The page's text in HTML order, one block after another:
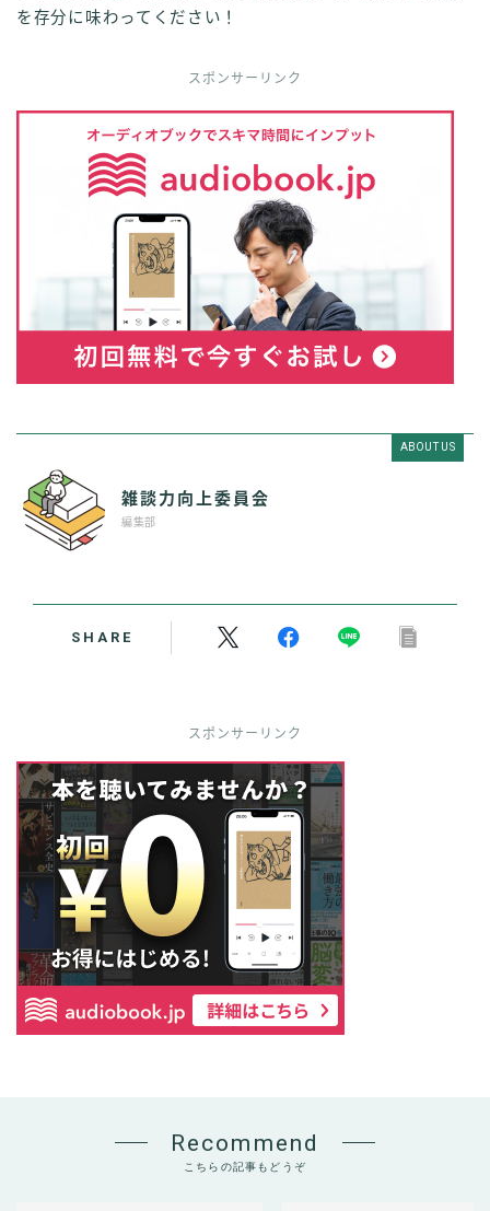
を存分に味わってください！
スポンサーリンク
ABOUT US
雑談力向上委員会
編集部
SHARE
スポンサーリンク
Recommend
こちらの記事もどうぞ